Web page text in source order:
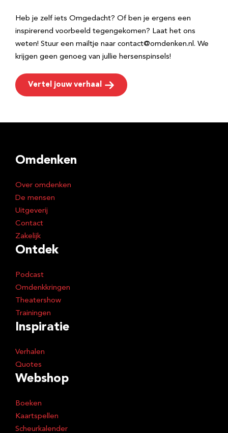
Heb je zelf iets Omgedacht? Of ben je ergens een
inspirerend voorbeeld tegengekomen? Laat het ons
weten! Stuur een mailtje naar contact@omdenken.nl. We
krijgen geen genoeg van jullie hersenspinsels!
Vertel jouw verhaal
Omdenken
Over omdenken
De mensen
Uitgeverij
Contact
Zakelijk
Ontdek
Podcast
Omdenkkringen
Theatershow
Trainingen
Inspiratie
Verhalen
Quotes
Webshop
Boeken
Kaartspellen
Scheurkalender